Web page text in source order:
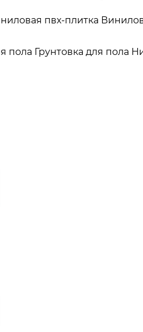
пвх-плитка
пола Грунтовка для пола